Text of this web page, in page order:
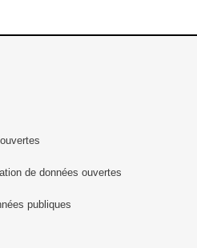
de données ouvertes
publiques